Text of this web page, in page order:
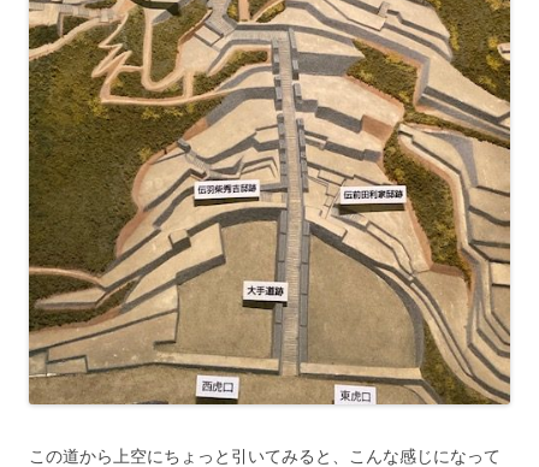
この道から上空にちょっと引いてみると、こんな感じになって